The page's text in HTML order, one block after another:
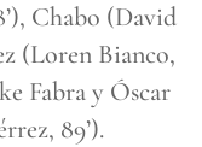
Chabo (David
(Loren Bianco,
Fabra y Óscar
89’).